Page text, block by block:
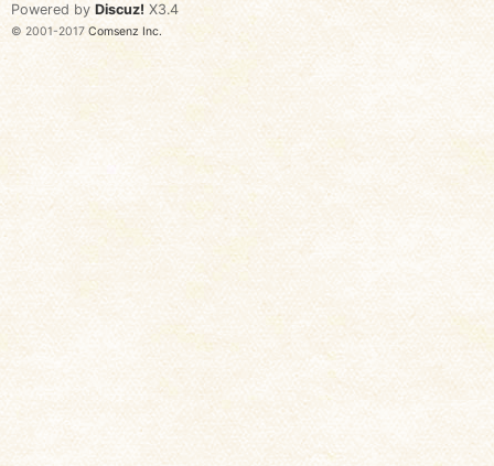
Powered by Discuz! X3.4
© 2001-2017 Comsenz Inc.